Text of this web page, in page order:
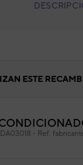
ESTE
- Ref.